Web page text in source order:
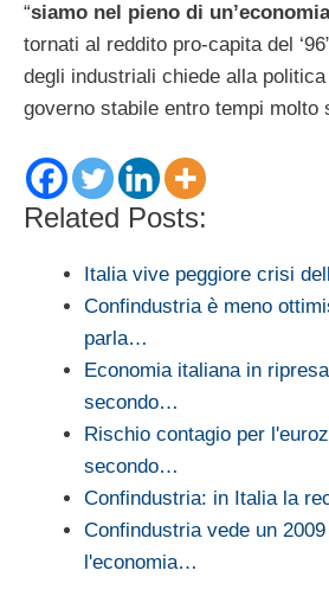
“siamo nel pieno di
tornati al reddito pro-capita del
degli industriali chiede alla
governo stabile entro tempi molto
Related Posts:
Italia vive peggiore crisi
Confindustria è meno
parla…
Economia italiana in
secondo…
Rischio contagio per
secondo…
Confindustria: in Italia la
Confindustria vede un
l'economia…